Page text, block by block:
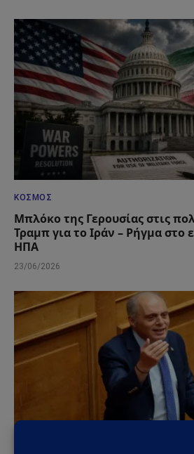
ΚΌΣΜΟΣ
Μπλόκο της Γερουσίας στις
Τραμπ για το Ιράν – Ρήγμα στο
ΗΠΑ
23/06/2026